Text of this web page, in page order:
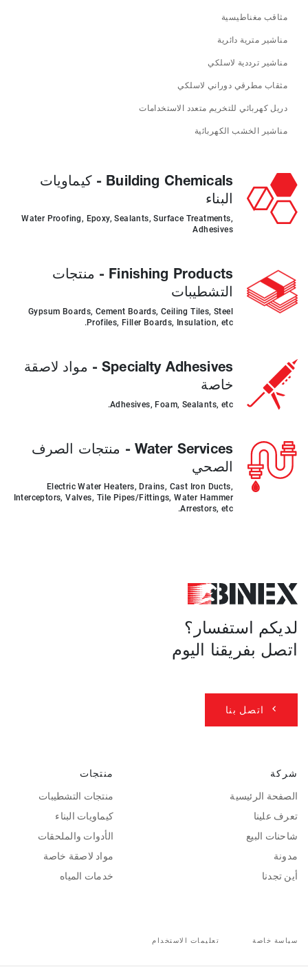
مثاقب مغناطيسية
مناشير مترية دائرية
مناشير ترددية لاسلكي
مثقاب مطرقي دوراني لاسلكي
دريل كهربائي للتخريم متعدد الاستخدامات
مناشير الخشب الكهربائية
Building Chemicals - كيماويات
البناء
Water Proofing, Epoxy, Sealants, Surface Treatments,
Adhesives
Finishing Products - منتجات
التشطيبات
Gypsum Boards, Cement Boards, Ceiling Tiles, Steel
Profiles, Filler Boards, Insulation, etc.
Specialty Adhesives - مواد لاصقة
خاصة
Adhesives, Foam, Sealants, etc.
Water Services - منتجات الصرف
الصحي
Electric Water Heaters, Drains, Cast Iron Ducts,
Interceptors, Valves, Tile Pipes/Fittings, Water Hammer
Arrestors, etc.
لديكم استفسار؟
اتصل بفريقنا اليوم
اتصل بنا
شركة
الصفحة الرئيسية
تعرف علينا
شاحنات البيع
مدونة
أين تجدنا
منتجات
منتجات التشطيبات
كيماويات البناء
الأدوات والملحقات
مواد لاصقة خاصة
خدمات المياه
سياسة خاصة تعليمات الاستخدام